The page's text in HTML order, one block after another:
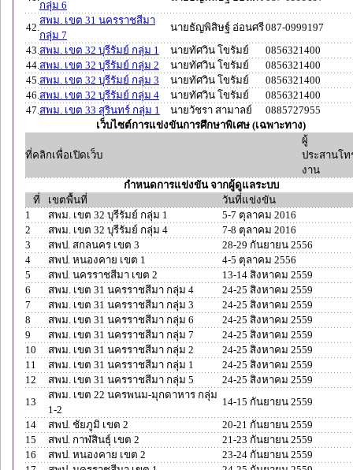
กลุ่ม 6
42.
สพม. เขต 31 นครราชสีมา
กลุ่ม 7
นายธัญพิสิษฐ์ อ่อนศรี087-0999197
43. สพม. เขต 32 บุรีรัมย์ กลุ่ม 1 นายทัศวิน โขรัมย์
0856321400
44. สพม. เขต 32 บุรีรัมย์ กลุ่ม 2 นายทัศวิน โขรัมย์
0856321400
45. สพม. เขต 32 บุรีรัมย์ กลุ่ม 3 นายทัศวิน โขรัมย์
0856321400
46. สพม. เขต 32 บุรีรัมย์ กลุ่ม 4 นายทัศวิน โขรัมย์
0856321400
47. สพม. เขต 33 สุรินทร์ กลุ่ม 1 นายวัชรา สามาลย์
0885727955
เว็บไซต์การแข่งขันการศึกษาพิเศษ (เฉพาะทาง)
ที่คลิกเพื่อเปิดเว็บ
ผู้
ประสาน
งาน
โท
กำหนดการแข่งขัน จากผู้ดูแลระบบ
ที่
เขตพื้นที่
วันที่แข่งขัน
1
สพม. เขต 32 บุรีรัมย์ กลุ่ม 1
5-7 ตุลาคม 2016
2
สพม. เขต 32 บุรีรัมย์ กลุ่ม 4
7-8 ตุลาคม 2016
3
สพป. สกลนคร เขต 3
28-29 กันยายน 2556
4
สพป. หนองคาย เขต 1
4-5 ตุลาคม 2556
5
สพป. นครราชสีมา เขต 2
13-14 สิงหาคม 2559
6
สพม. เขต 31 นครราชสีมา กลุ่ม 4
24-25 สิงหาคม 2559
7
สพม. เขต 31 นครราชสีมา กลุ่ม 3
24-25 สิงหาคม 2559
8
สพม. เขต 31 นครราชสีมา กลุ่ม 6
24-25 สิงหาคม 2559
9
สพม. เขต 31 นครราชสีมา กลุ่ม 7
24-25 สิงหาคม 2559
10
สพม. เขต 31 นครราชสีมา กลุ่ม 2
24-25 สิงหาคม 2559
11
สพม. เขต 31 นครราชสีมา กลุ่ม 1
24-25 สิงหาคม 2559
12
สพม. เขต 31 นครราชสีมา กลุ่ม 5
24-25 สิงหาคม 2559
13
สพม. เขต 22 นครพนม-มุกดาหาร กลุ่ม
1-2
14-15 กันยายน 2559
14
สพป. ชัยภูมิ เขต 2
20-21 กันยายน 2559
15
สพป. กาฬสินธุ์ เขต 2
21-23 กันยายน 2559
16
สพป. หนองคาย เขต 2
23-24 กันยายน 2559